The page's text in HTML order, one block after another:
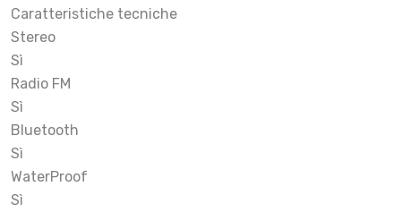
Caratteristiche tecniche
Stereo
Sì
Radio FM
Sì
Bluetooth
Sì
WaterProof
Sì